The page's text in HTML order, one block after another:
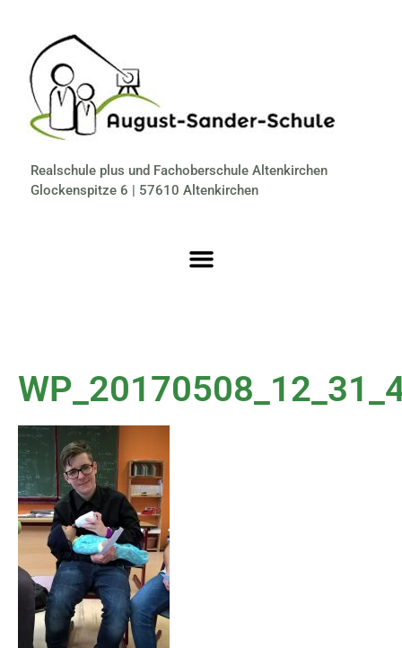
Realschule plus und Fachoberschule Altenkirchen
Glockenspitze 6 | 57610 Altenkirchen